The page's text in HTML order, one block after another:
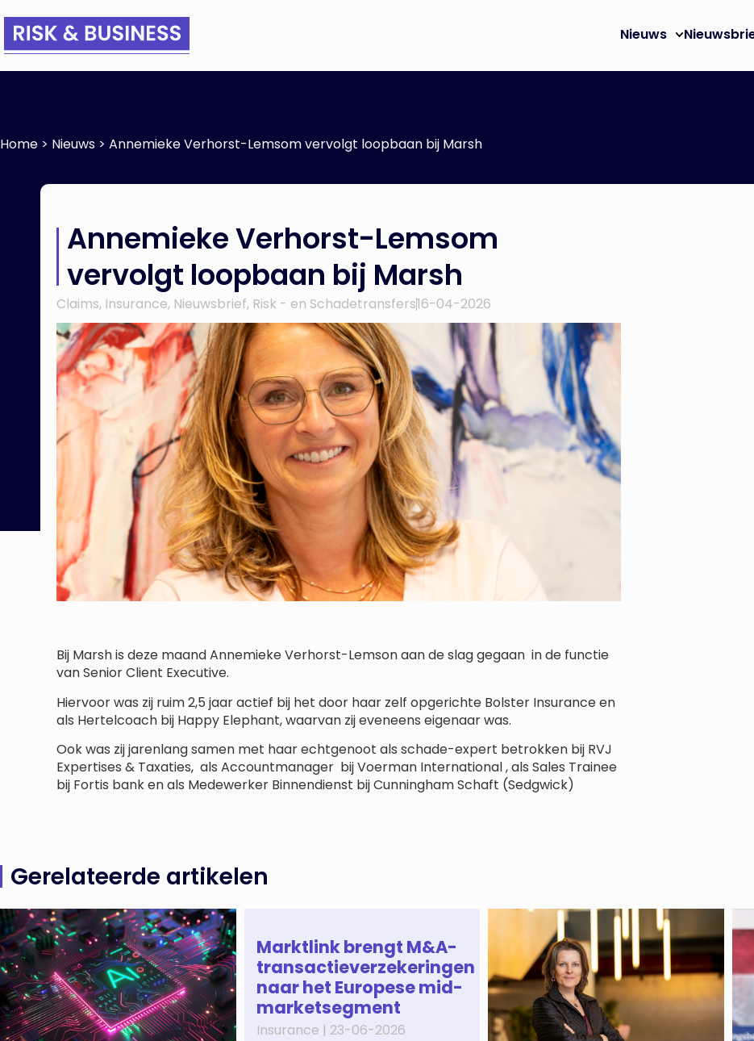
Nieuws
Home > Nieuws > Annemieke Verhorst-Lemsom vervolgt loopbaan bij Marsh
Annemieke Verhorst-Lemsom
vervolgt loopbaan bij Marsh
Claims, Insurance, Nieuwsbrief, Risk - en Schadetransfers16-04-2026
Bij Marsh is deze maand Annemieke Verhorst-Lemson aan de slag gegaan in de functie
van Senior Client Executive.
Hiervoor was zij ruim 2,5 jaar actief bij het door haar zelf opgerichte Bolster Insurance en
als Hertelcoach bij Happy Elephant, waarvan zij eveneens eigenaar was.
Ook was zij jarenlang samen met haar echtgenoot als schade-expert betrokken bij RVJ
Expertises & Taxaties, als Accountmanager bij Voerman International , als Sales Trainee
bij Fortis bank en als Medewerker Binnendienst bij Cunningham Schaft (Sedgwick)
Gerelateerde artikelen
Marktlink brengt M&A-
transactieverzekeringen
naar het Europese mid-
marketsegment
Insurance | 23-06-2026